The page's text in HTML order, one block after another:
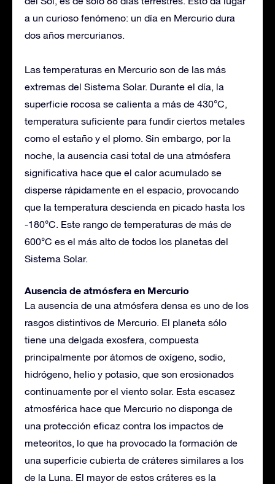
a un curioso fenómeno: un día en Mercurio dura
dos años mercurianos.
Las temperaturas en Mercurio son de las más
extremas del Sistema Solar. Durante el día, la
superficie rocosa se calienta a más de 430°C,
temperatura suficiente para fundir ciertos metales
como el estaño y el plomo. Sin embargo, por la
noche, la ausencia casi total de una atmósfera
significativa hace que el calor acumulado se
disperse rápidamente en el espacio, provocando
que la temperatura descienda en picado hasta los
-180°C. Este rango de temperaturas de más de
600°C es el más alto de todos los planetas del
Sistema Solar.
Ausencia de atmósfera en Mercurio
La ausencia de una atmósfera densa es uno de los
rasgos distintivos de Mercurio. El planeta sólo
tiene una delgada exosfera, compuesta
principalmente por átomos de oxígeno, sodio,
hidrógeno, helio y potasio, que son erosionados
continuamente por el viento solar. Esta escasez
atmosférica hace que Mercurio no disponga de
una protección eficaz contra los impactos de
meteoritos, lo que ha provocado la formación de
una superficie cubierta de cráteres similares a los
de la Luna. El mayor de estos cráteres es la